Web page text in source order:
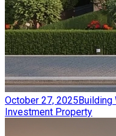
October 27, 2025 Building
Investment Property